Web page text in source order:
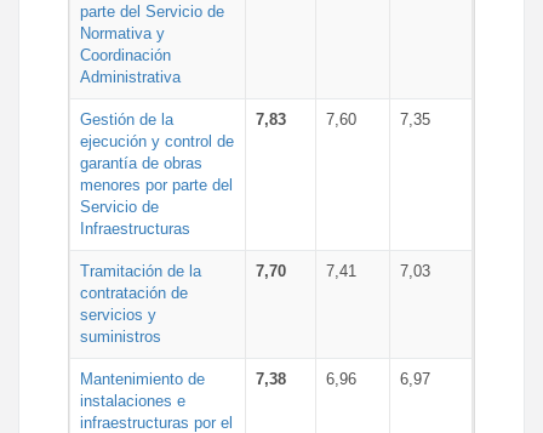
parte del Servicio de
Normativa y
Coordinación
Administrativa
Gestión de la
ejecución y control de
garantía de obras
menores por parte del
Servicio de
Infraestructuras
7,83 7,60 7,35
Tramitación de la
contratación de
servicios y
suministros
7,70 7,41 7,03
Mantenimiento de
instalaciones e
infraestructuras por el
7,38 6,96 6,97